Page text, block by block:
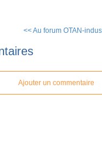
<< Au forum OTAN-
Ajouter un commentaire